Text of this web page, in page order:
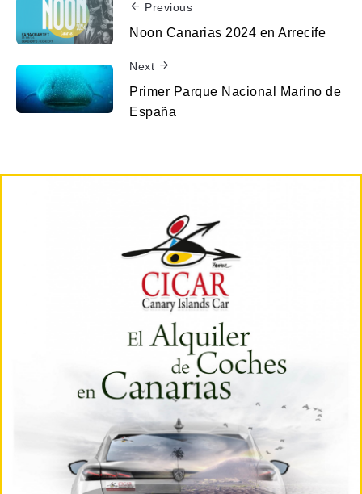
Previous
Noon Canarias 2024 en Arrecife
Next
Primer Parque Nacional Marino de
España